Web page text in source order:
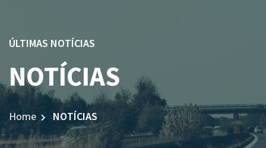
ÚLTIMAS NOTÍCIAS
NOTÍCIAS
Home NOTÍCIAS